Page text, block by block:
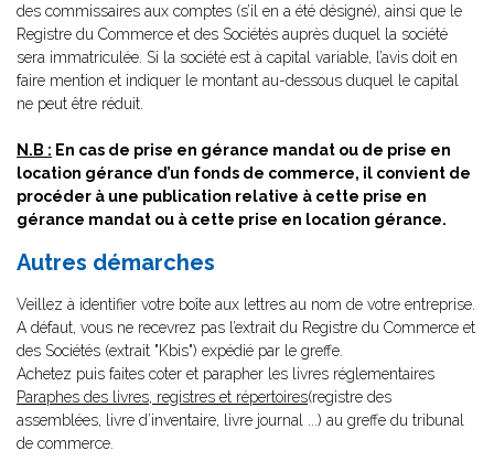
des commissaires aux comptes (s’il en a été désigné), ainsi que le
Registre du Commerce et des Sociétés auprès duquel la société
sera immatriculée. Si la société est à capital variable, l’avis doit en
faire mention et indiquer le montant au-dessous duquel le capital
ne peut être réduit.
N.B : En cas de prise en gérance mandat ou de prise en
location gérance d’un fonds de commerce, il convient de
procéder à une publication relative à cette prise en
gérance mandat ou à cette prise en location gérance.
Autres démarches
Veillez à identifier votre boîte aux lettres au nom de votre entreprise.
A défaut, vous ne recevrez pas l’extrait du Registre du Commerce et
des Sociétés (extrait "Kbis") expédié par le greffe.
Achetez puis faites coter et parapher les livres réglementaires
Paraphes des livres, registres et répertoires(registre des
assemblées, livre d’inventaire, livre journal ...) au greffe du tribunal
de commerce.